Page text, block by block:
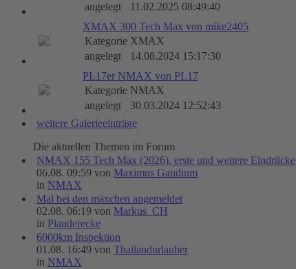
angelegt
11.02.2025 08:49:40
XMAX 300 Tech Max von mike2405
Kategorie XMAX
angelegt
14.08.2024 15:17:30
PL17er NMAX von PL17
Kategorie NMAX
angelegt
30.03.2024 12:52:43
weitere Galerieeinträge
Die aktuellen Themen im Forum
NMAX 155 Tech Max (2026), erste und weitere Eindrücke
06.08. 09:59 von Maximus Gaudium
in NMAX
Mal bei den mäxchen angemeldet
02.08. 06:19 von Markus_CH
in Plauderecke
6000km Inspektion
01.08. 16:49 von Thailandurlauber
in NMAX